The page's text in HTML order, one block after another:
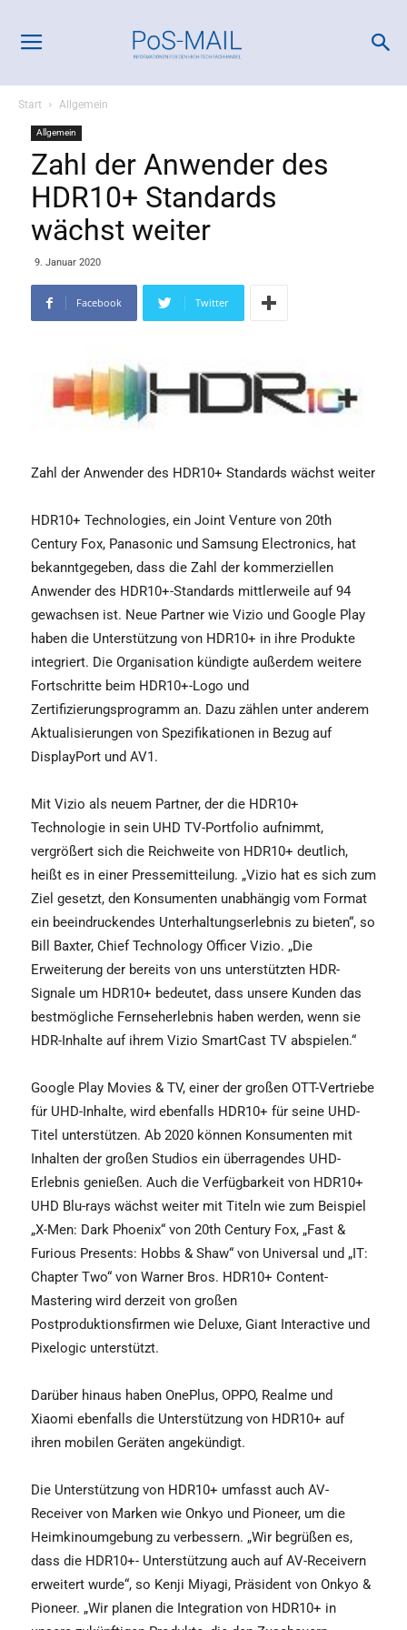
Start Allgemein
Allgemein
Zahl der Anwender des
HDR10+ Standards
wächst weiter
9. Januar 2020
Facebook Twitter
Zahl der Anwender des HDR10+ Standards wächst weiter
HDR10+ Technologies, ein Joint Venture von 20th
Century Fox, Panasonic und Samsung Electronics, hat
bekanntgegeben, dass die Zahl der kommerziellen
Anwender des HDR10+-Standards mittlerweile auf 94
gewachsen ist. Neue Partner wie Vizio und Google Play
haben die Unterstützung von HDR10+ in ihre Produkte
integriert. Die Organisation kündigte außerdem weitere
Fortschritte beim HDR10+-Logo und
Zertifizierungsprogramm an. Dazu zählen unter anderem
Aktualisierungen von Spezifikationen in Bezug auf
DisplayPort und AV1.
Mit Vizio als neuem Partner, der die HDR10+
Technologie in sein UHD TV-Portfolio aufnimmt,
vergrößert sich die Reichweite von HDR10+ deutlich,
heißt es in einer Pressemitteilung. „Vizio hat es sich zum
Ziel gesetzt, den Konsumenten unabhängig vom Format
ein beeindruckendes Unterhaltungserlebnis zu bieten“, so
Bill Baxter, Chief Technology Officer Vizio. „Die
Erweiterung der bereits von uns unterstützten HDR-
Signale um HDR10+ bedeutet, dass unsere Kunden das
bestmögliche Fernseherlebnis haben werden, wenn sie
HDR-Inhalte auf ihrem Vizio SmartCast TV abspielen.“
Google Play Movies & TV, einer der großen OTT-Vertriebe
für UHD-Inhalte, wird ebenfalls HDR10+ für seine UHD-
Titel unterstützen. Ab 2020 können Konsumenten mit
Inhalten der großen Studios ein überragendes UHD-
Erlebnis genießen. Auch die Verfügbarkeit von HDR10+
UHD Blu-rays wächst weiter mit Titeln wie zum Beispiel
„X-Men: Dark Phoenix“ von 20th Century Fox, „Fast &
Furious Presents: Hobbs & Shaw“ von Universal und „IT:
Chapter Two“ von Warner Bros. HDR10+ Content-
Mastering wird derzeit von großen
Postproduktionsfirmen wie Deluxe, Giant Interactive und
Pixelogic unterstützt.
Darüber hinaus haben OnePlus, OPPO, Realme und
Xiaomi ebenfalls die Unterstützung von HDR10+ auf
ihren mobilen Geräten angekündigt.
Die Unterstützung von HDR10+ umfasst auch AV-
Receiver von Marken wie Onkyo und Pioneer, um die
Heimkinoumgebung zu verbessern. „Wir begrüßen es,
dass die HDR10+- Unterstützung auch auf AV-Receivern
erweitert wurde“, so Kenji Miyagi, Präsident von Onkyo &
Pioneer. „Wir planen die Integration von HDR10+ in